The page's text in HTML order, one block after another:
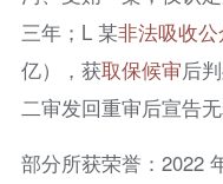
三年；L 某非法吸收
亿），获取保候审后
二审发回重审后宣告无
部分所获荣誉：2022